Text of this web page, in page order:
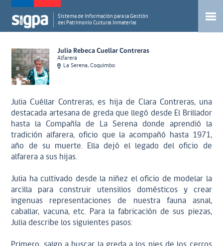
Sistema de Información para la Gestión
del Patrimonio Cultural Inmaterial
Julia Rebeca Cuellar Contreras
Alfarera
La Serena, Coquimbo
Julia Cuéllar Contreras, es hija de Clara Contreras, una
destacada artesana de greda que llegó desde El Brillador
hasta la Compañía de La Serena donde aprendió la
tradición alfarera, oficio que la acompañó hasta 1971,
año de su muerte. Ella dejó el legado del oficio de
alfarera a sus hijas.
Julia ha cultivado desde la niñez el oficio de modelar la
arcilla para construir utensilios domésticos y crear
ingenuas representaciones de nuestra fauna asnal,
caballar, vacuna, etc. Para la fabricación de sus piezas,
Julia describe los siguientes pasos: